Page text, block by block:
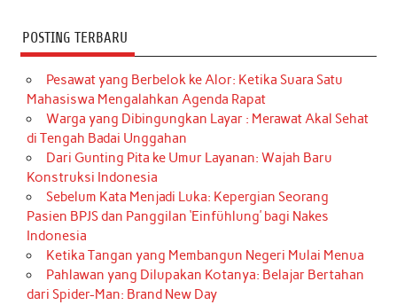
POSTING TERBARU
Pesawat yang Berbelok ke Alor: Ketika Suara Satu
Mahasiswa Mengalahkan Agenda Rapat
Warga yang Dibingungkan Layar : Merawat Akal Sehat
di Tengah Badai Unggahan
Dari Gunting Pita ke Umur Layanan: Wajah Baru
Konstruksi Indonesia
Sebelum Kata Menjadi Luka: Kepergian Seorang
Pasien BPJS dan Panggilan ‘Einfühlung’ bagi Nakes
Indonesia
Ketika Tangan yang Membangun Negeri Mulai Menua
Pahlawan yang Dilupakan Kotanya: Belajar Bertahan
dari Spider-Man: Brand New Day